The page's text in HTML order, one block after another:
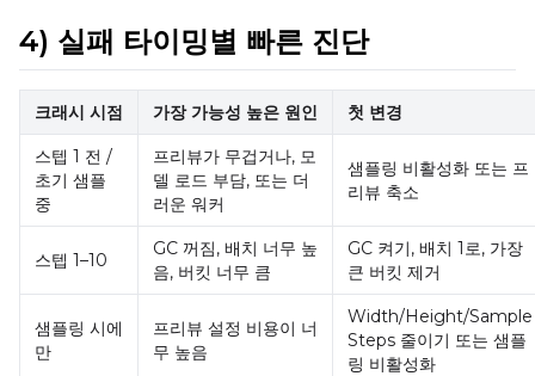
4) 실패 타이밍별 빠른 진단
크래시 시점 가장 가능성 높은 원인 첫 변경
스텝 1 전 /
초기 샘플
중
프리뷰가 무겁거나, 모
델 로드 부담, 또는 더
러운 워커
샘플링 비활성화 또는 프
리뷰 축소
스텝 1–10
GC 꺼짐, 배치 너무 높
음, 버킷 너무 큼
GC 켜기, 배치 1로, 가장
큰 버킷 제거
샘플링 시에
만
프리뷰 설정 비용이 너
무 높음
Width/Height/Sample
Steps 줄이기 또는 샘플
링 비활성화